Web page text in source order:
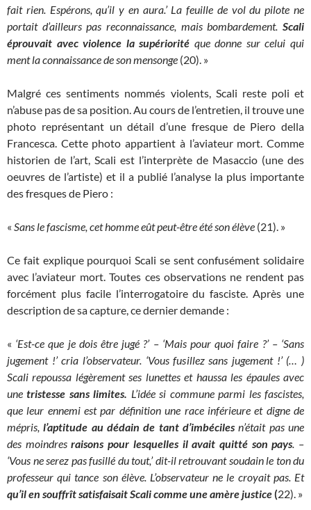
fait rien. Espérons, qu’il y en aura.’ La feuille de vol du pilote ne
portait d’ailleurs pas reconnaissance, mais bombardement. Scali
éprouvait avec violence la supériorité que donne sur celui qui
ment la connaissance de son mensonge (20). »
Malgré ces sentiments nommés violents, Scali reste poli et
n’abuse pas de sa position. Au cours de l’entretien, il trouve une
photo représentant un détail d’une fresque de Piero della
Francesca. Cette photo appartient à l’aviateur mort. Comme
historien de l’art, Scali est l’interprète de Masaccio (une des
oeuvres de l’artiste) et il a publié l’analyse la plus importante
des fresques de Piero :
« Sans le fascisme, cet homme eût peut-être été son élève (21). »
Ce fait explique pourquoi Scali se sent confusément solidaire
avec l’aviateur mort. Toutes ces observations ne rendent pas
forcément plus facile l’interrogatoire du fasciste. Après une
description de sa capture, ce dernier demande :
« ‘Est-ce que je dois être jugé ?’ – ‘Mais pour quoi faire ?’ – ‘Sans
jugement !’ cria l’observateur. ‘Vous fusillez sans jugement !’ (… )
Scali repoussa légèrement ses lunettes et haussa les épaules avec
unetristesse sans limites. L’idée si commune parmi les fascistes,
que leur ennemi est par définition une race inférieure et digne de
mépris,l’aptitude au dédain de tant d’imbéciles n’était pas une
des moindresraisons pour lesquelles il avait quitté son pays. –
‘Vous ne serez pas fusillé du tout,’ dit-il retrouvant soudain le ton du
professeur qui tance son élève. L’observateur ne le croyait pas. Et
qu’il en souffrît satisfaisait Scali comme une amère justice(22). »